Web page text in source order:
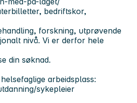
bedriftskor,
forskning, utprøvende
nivå. Vi er derfor hele
din søknad.
arbeidsplass:
sykepleier